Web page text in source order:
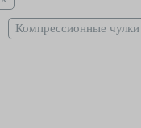
Компрессионные чулки